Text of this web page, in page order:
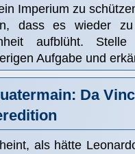
Imperium zu
dass es wieder
aufblüht.
Aufgabe und
Da
als hätte